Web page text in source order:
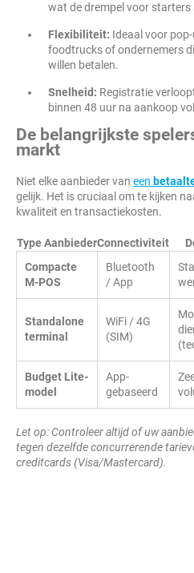
wat de drempel voor
Flexibiliteit: Ideaal voor
foodtrucks of ondernemers
willen betalen.
Snelheid: Registratie
binnen 48 uur na aankoop
De belangrijkste
markt
Niet elke aanbieder van een
gelijk. Het is cruciaal om te kijken
kwaliteit en transactiekosten.
Type AanbiederConnectiviteit
Compacte
M-POS
Bluetooth
/ App
Standalone
terminal
WiFi / 4G
(SIM)
Budget Lite-
model
App-
gebaseerd
Let op: Controleer altijd of uw
tegen dezelfde concurrerende
creditcards (Visa/Mastercard).